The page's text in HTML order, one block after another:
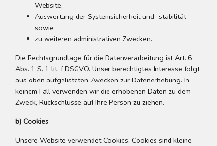
Website,
Auswertung der Systemsicherheit und -stabilität
sowie
zu weiteren administrativen Zwecken.
Die Rechtsgrundlage für die Datenverarbeitung ist Art. 6
Abs. 1 S. 1 lit. f DSGVO. Unser berechtigtes Interesse folgt
aus oben aufgelisteten Zwecken zur Datenerhebung. In
keinem Fall verwenden wir die erhobenen Daten zu dem
Zweck, Rückschlüsse auf Ihre Person zu ziehen.
b) Cookies
Unsere Website verwendet Cookies. Cookies sind kleine